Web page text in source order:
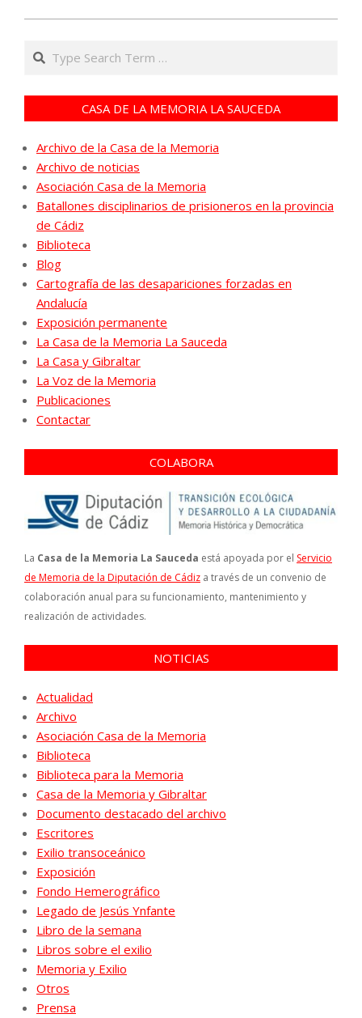
Search
CASA DE LA MEMORIA LA SAUCEDA
Archivo de la Casa de la Memoria
Archivo de noticias
Asociación Casa de la Memoria
Batallones disciplinarios de prisioneros en la provincia
de Cádiz
Biblioteca
Blog
Cartografía de las desapariciones forzadas en
Andalucía
Exposición permanente
La Casa de la Memoria La Sauceda
La Casa y Gibraltar
La Voz de la Memoria
Publicaciones
Contactar
COLABORA
La Casa de la Memoria La Sauceda está apoyada por el Servicio
de Memoria de la Diputación de Cádiz a través de un convenio de
colaboración anual para su funcionamiento, mantenimiento y
realización de actividades.
NOTICIAS
Actualidad
Archivo
Asociación Casa de la Memoria
Biblioteca
Biblioteca para la Memoria
Casa de la Memoria y Gibraltar
Documento destacado del archivo
Escritores
Exilio transoceánico
Exposición
Fondo Hemerográfico
Legado de Jesús Ynfante
Libro de la semana
Libros sobre el exilio
Memoria y Exilio
Otros
Prensa